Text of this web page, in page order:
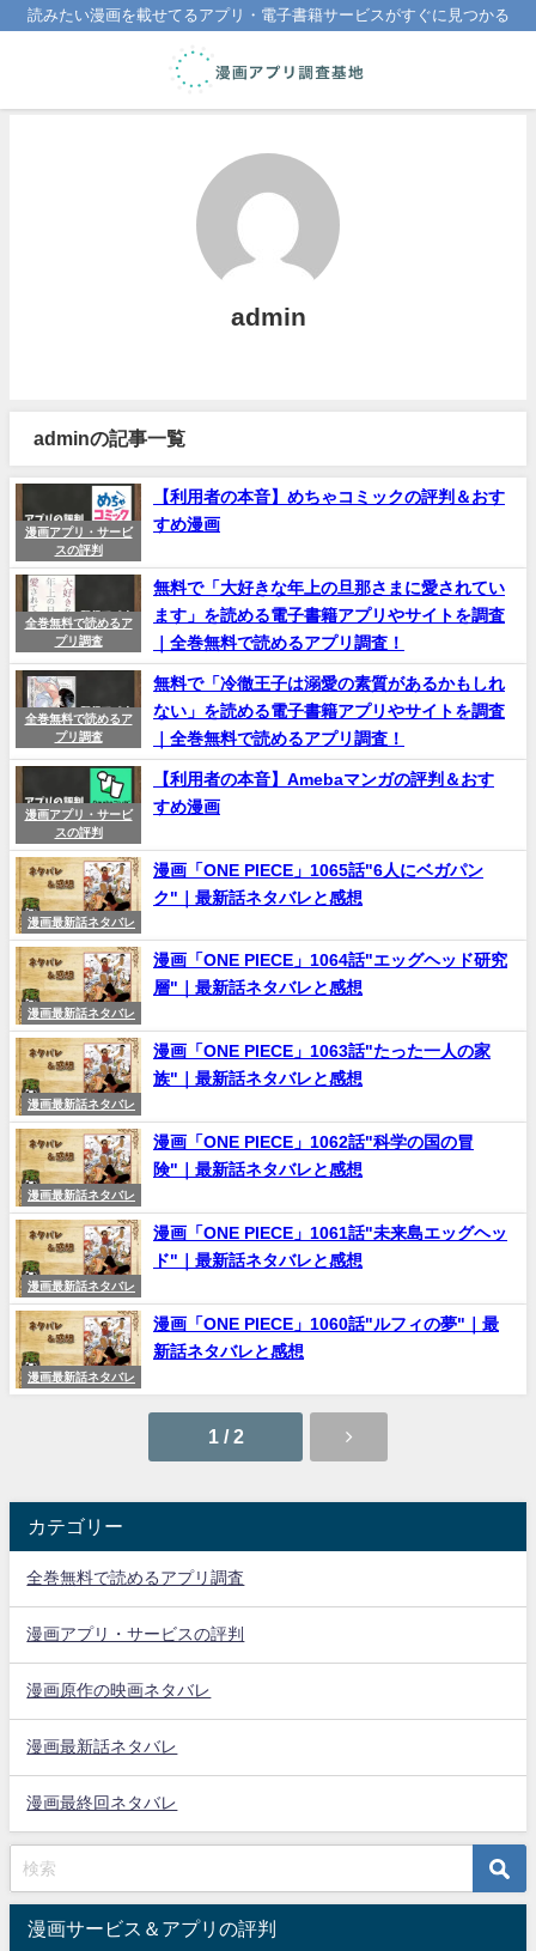
読みたい漫画を載せてるアプリ・電子書籍サービスがすぐに見つかる
admin
adminの記事一覧
漫画アプリ・サービ
スの評判
【利用者の本音】めちゃコミックの評判＆おす
すめ漫画
全巻無料で読めるア
プリ調査
無料で「大好きな年上の旦那さまに愛されてい
ます」を読める電子書籍アプリやサイトを調査
｜全巻無料で読めるアプリ調査！
全巻無料で読めるア
プリ調査
無料で「冷徹王子は溺愛の素質があるかもしれ
ない」を読める電子書籍アプリやサイトを調査
｜全巻無料で読めるアプリ調査！
漫画アプリ・サービ
スの評判
【利用者の本音】Amebaマンガの評判＆おす
すめ漫画
漫画最新話ネタバレ
漫画「ONE PIECE」1065話"6人にベガパン
ク"｜最新話ネタバレと感想
漫画最新話ネタバレ
漫画「ONE PIECE」1064話"エッグヘッド研究
層"｜最新話ネタバレと感想
漫画最新話ネタバレ
漫画「ONE PIECE」1063話"たった一人の家
族"｜最新話ネタバレと感想
漫画最新話ネタバレ
漫画「ONE PIECE」1062話"科学の国の冒
険"｜最新話ネタバレと感想
漫画最新話ネタバレ
漫画「ONE PIECE」1061話"未来島エッグヘッ
ド"｜最新話ネタバレと感想
漫画最新話ネタバレ
漫画「ONE PIECE」1060話"ルフィの夢"｜最
新話ネタバレと感想
1 / 2
カテゴリー
全巻無料で読めるアプリ調査
漫画アプリ・サービスの評判
漫画原作の映画ネタバレ
漫画最新話ネタバレ
漫画最終回ネタバレ
漫画サービス＆アプリの評判